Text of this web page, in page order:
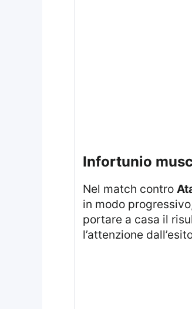
infortunio
Nel match contro
in modo
portare a casa il
l’attenzione